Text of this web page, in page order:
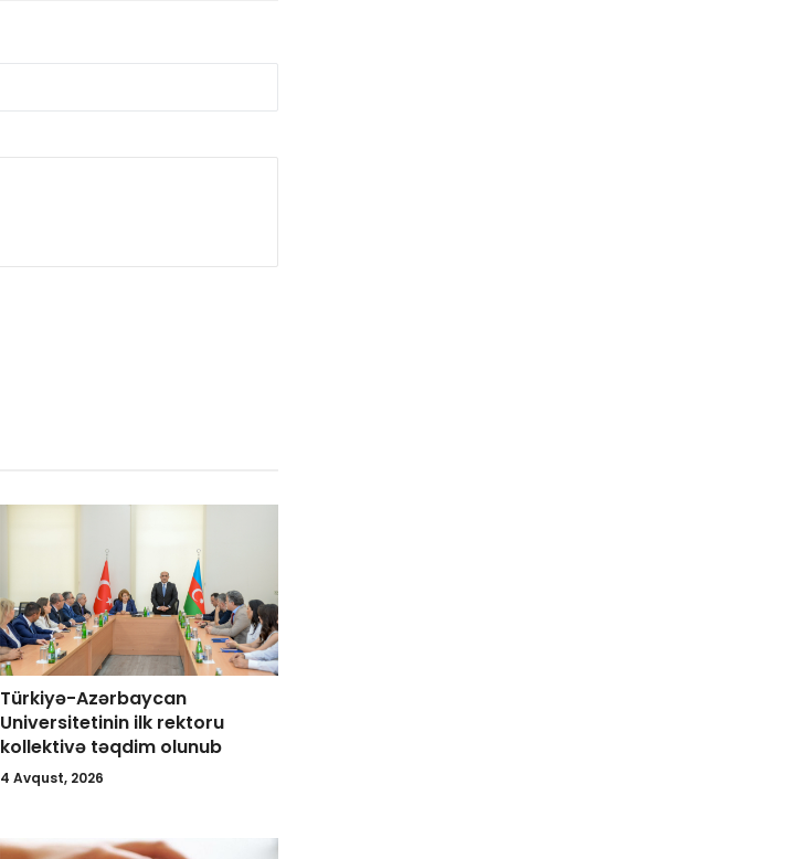
Türkiyə-Azərbaycan
Universitetinin ilk rektoru
kollektivə təqdim olunub
4 Avqust, 2026